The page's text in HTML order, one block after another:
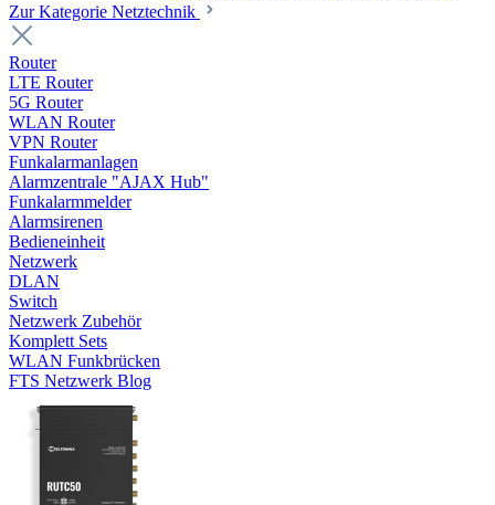
Zur Kategorie Netztechnik
Router
LTE Router
5G Router
WLAN Router
VPN Router
Funkalarmanlagen
Alarmzentrale "AJAX Hub"
Funkalarmmelder
Alarmsirenen
Bedieneinheit
Netzwerk
DLAN
Switch
Netzwerk Zubehör
Komplett Sets
WLAN Funkbrücken
FTS Netzwerk Blog